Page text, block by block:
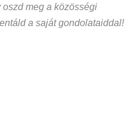
meg a közösségi
a saját gondolataiddal!